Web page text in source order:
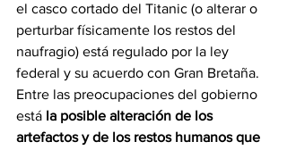
el casco cortado del Titanic (o alterar o
perturbar físicamente los restos del
naufragio) está regulado por la ley
federal y su acuerdo con Gran Bretaña.
Entre las preocupaciones del gobierno
está la posible alteración de los
artefactos y de los restos humanos que